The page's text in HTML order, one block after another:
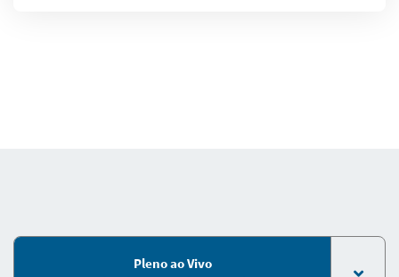
Pleno ao Vivo